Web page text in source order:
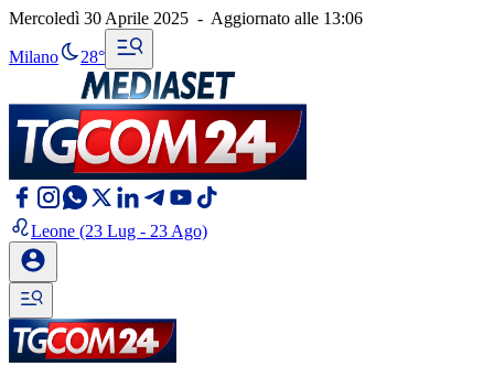
Mercoledì 30 Aprile 2025 - Aggiornato alle 13:06
Milano 28°
Leone (23 Lug - 23 Ago)